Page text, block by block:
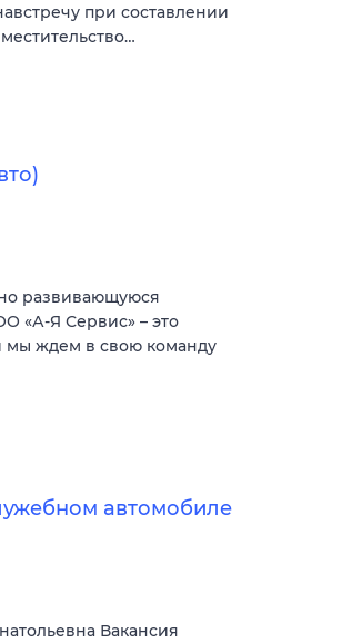
при составлении
развивающуюся
«А-Я Сервис» – это
мы ждем в свою команду
автомобиле
Вакансия